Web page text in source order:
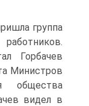
группа
Горбачев
Министров
общества
видел в